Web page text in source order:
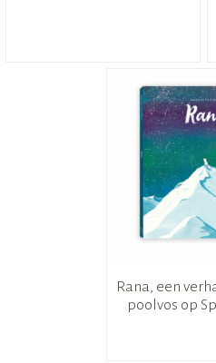
Rana, een
poolvos op